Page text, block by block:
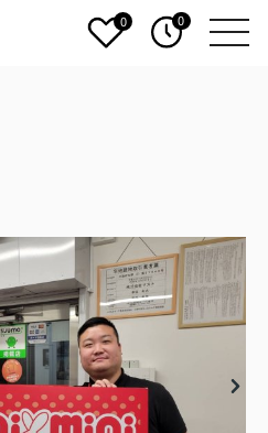
0 0